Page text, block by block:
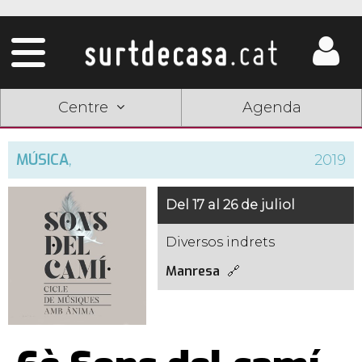
Centre Agenda
MÚSICA, 2019
Del 17 al 26 de juliol
Diversos indrets
Manresa